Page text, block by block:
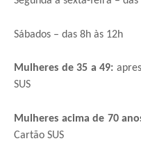
Sábados – das 8h às 12h
Mulheres de 35 a 49:
SUS
Mulheres acima de 70
Cartão SUS